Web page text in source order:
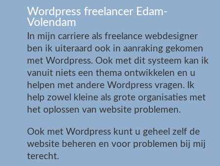
Wordpress freelancer Edam-
Volendam
In mijn carriere als freelance webdesigner
ben ik uiteraard ook in aanraking gekomen
met Wordpress. Ook met dit systeem kan ik
vanuit niets een thema ontwikkelen en u
helpen met andere Wordpress vragen. Ik
help zowel kleine als grote organisaties met
het oplossen van website problemen.
Ook met Wordpress kunt u geheel zelf de
website beheren en voor problemen bij mij
terecht.